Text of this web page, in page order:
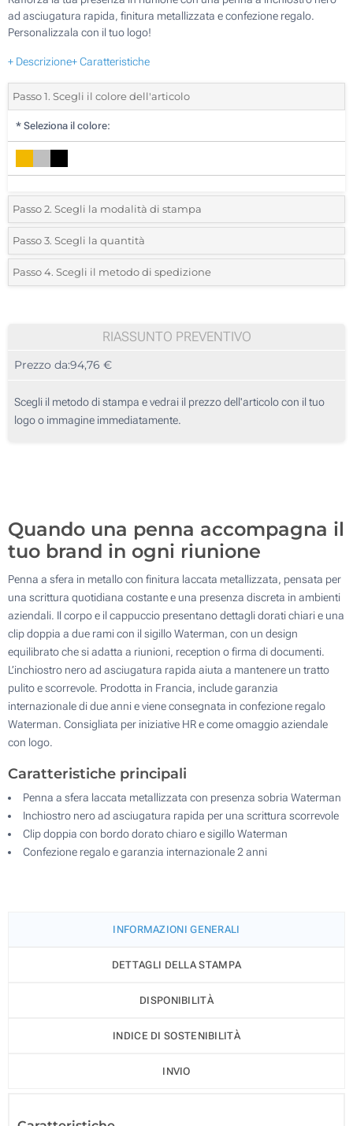
ad asciugatura rapida, finitura metallizzata e confezione regalo.
Personalizzala con il tuo logo!
+ Descrizione+ Caratteristiche
Passo 1. Scegli il colore dell'articolo
* Seleziona il colore:
Passo 2. Scegli la modalità di stampa
*Seleziona la posizione di stampa e il colore del vostro logo:
1 Colore (Su un lato)
3 Colori (Su un lato)
Incisione Laser (Su un lato)
Passo 3. Scegli la quantità
*Quantità desiderata:
10
25
50
Passo 4. Scegli il metodo di spedizione
RIASSUNTO PREVENTIVO
Prezzo da:94,76 €
Scegli il metodo di stampa e vedrai il prezzo dell'articolo con il tuo
logo o immagine immediatamente.
Quando una penna accompagna il
tuo brand in ogni riunione
Penna a sfera in metallo con finitura laccata metallizzata, pensata per
una scrittura quotidiana costante e una presenza discreta in ambienti
aziendali. Il corpo e il cappuccio presentano dettagli dorati chiari e una
clip doppia a due rami con il sigillo Waterman, con un design
equilibrato che si adatta a riunioni, reception o firma di documenti.
L’inchiostro nero ad asciugatura rapida aiuta a mantenere un tratto
pulito e scorrevole. Prodotta in Francia, include garanzia
internazionale di due anni e viene consegnata in confezione regalo
Waterman. Consigliata per iniziative HR e come omaggio aziendale
con logo.
Caratteristiche principali
Penna a sfera laccata metallizzata con presenza sobria Waterman
Inchiostro nero ad asciugatura rapida per una scrittura scorrevole
Clip doppia con bordo dorato chiaro e sigillo Waterman
Confezione regalo e garanzia internazionale 2 anni
INFORMAZIONI GENERALI
DETTAGLI DELLA STAMPA
DISPONIBILITÀ
INDICE DI SOSTENIBILITÀ
INVIO